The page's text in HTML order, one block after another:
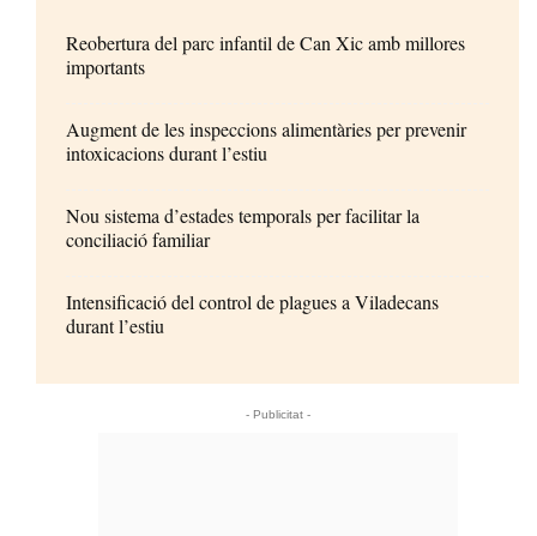
Reobertura del parc infantil de Can Xic amb millores
importants
Augment de les inspeccions alimentàries per prevenir
intoxicacions durant l’estiu
Nou sistema d’estades temporals per facilitar la
conciliació familiar
Intensificació del control de plagues a Viladecans
durant l’estiu
- Publicitat -